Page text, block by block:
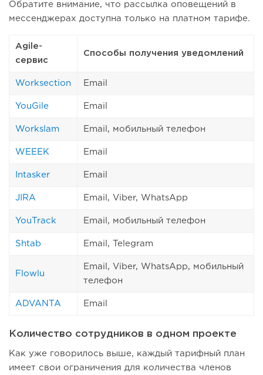
Обратите внимание, что рассылка оповещений в
мессенджерах доступна только на платном тарифе.
Agile-
сервис
Способы получения уведомлений
Worksection Email
YouGile Email
Workslam Email, мобильный телефон
WEEEK Email
Intasker Email
JIRA Email, Viber, WhatsApp
YouTrack Email, мобильный телефон
Shtab Email, Telegram
Flowlu
Email, Viber, WhatsApp, мобильный
телефон
ADVANTA Email
Количество сотрудников в одном проекте
Как уже говорилось выше, каждый тарифный план
имеет свои ограничения для количества членов